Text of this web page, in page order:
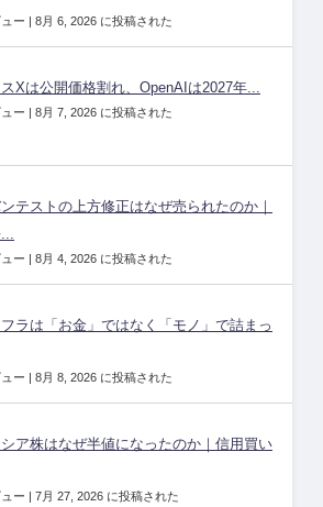
ー | 8月 6, 2026 に投稿された
Xは公開価格割れ、OpenAIは2027年...
ー | 8月 7, 2026 に投稿された
テストの上方修正はなぜ売られたのか｜
ー | 8月 4, 2026 に投稿された
ラは「お金」ではなく「モノ」で詰まっ
ー | 8月 8, 2026 に投稿された
ア株はなぜ半値になったのか｜信用買い
ー | 7月 27, 2026 に投稿された